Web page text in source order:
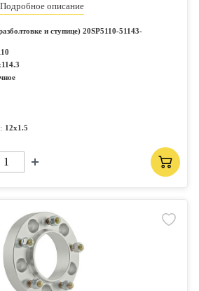
Подробное описание
и ступице) 20SP5110-51143-
12x1.5